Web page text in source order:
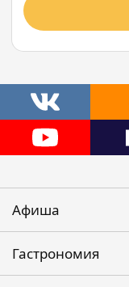
Афиша
Гастрономия